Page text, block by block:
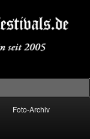
Foto-Archiv